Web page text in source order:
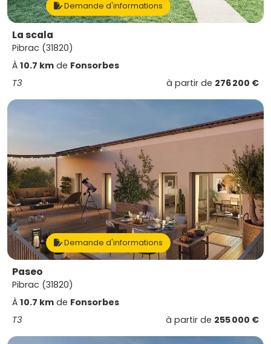
Demande d'informations
La scala
Pibrac (31820)
À 10.7 km de Fonsorbes
T3
à partir de 276 200 €
Demande d'informations
Paseo
Pibrac (31820)
À 10.7 km de Fonsorbes
T3
à partir de 255 000 €